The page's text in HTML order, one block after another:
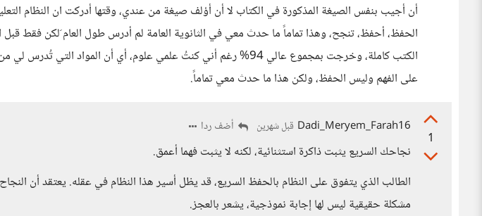
أن أجيب بنفس الصيغة المذكورة في الكتاب لا أن أؤلف صيغة من عندي، وقتها أدركت ان النظام
الكتب كاملة، وخرجت بمجموع عالي 94% رغم أني كنتُ علمي علوم، أي أن المواد
على الفهم وليس الحفظ، ولكن هذا ما حدث معي تماماً.
1
Dadi_Meryem_Farah16 قبل شهرين أضف ردا
نجاحك السريع يثبت ذاكرة استثنائية، لكنه لا يثبت فهما أعمق.
الطالب الذي يتفوق على النظام بالحفظ السريع، قد يظل أسير هذا النظام في عقله. يعتقد أن
مشكلة حقيقية ليس لها إجابة نموذجية، يشعر بالعجز.